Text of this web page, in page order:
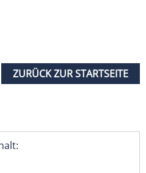
ZURÜCK ZUR STARTSEITE